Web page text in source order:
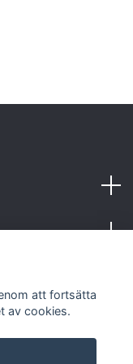
att fortsätta
av cookies.